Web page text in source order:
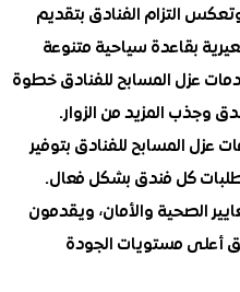
الفنادق بتقديم
سياحية متنوعة
المسابح للفنادق خطوة
من الزوار.
للفنادق بتوفير
فندق بشكل فعال.
والأمان، ويقدمون
الجودة